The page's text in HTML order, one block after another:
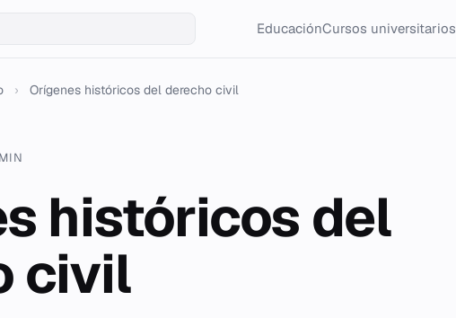
EducaciónCursos universitarios
› Orígenes históricos del derecho civil
históricos del
civil